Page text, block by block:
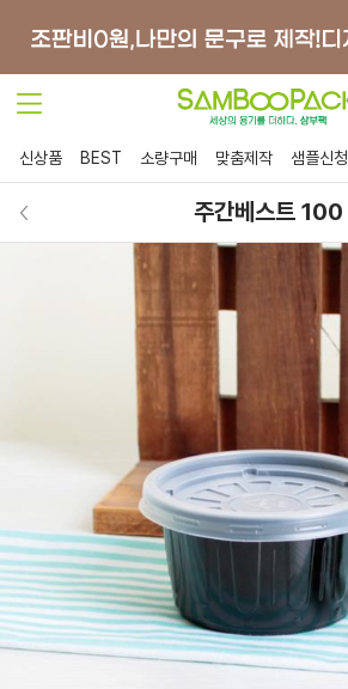
신상품 BEST 소량구매 맞춤제작 샘플신청
주간베스트 100